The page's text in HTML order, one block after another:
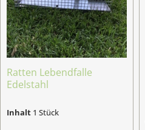
Ratten Lebendfalle
Edelstahl
Inhalt 1 Stück